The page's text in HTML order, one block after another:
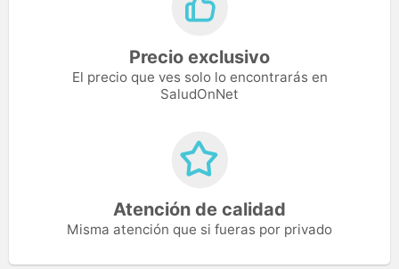
Precio exclusivo
El precio que ves solo lo encontrarás en
SaludOnNet
Atención de calidad
Misma atención que si fueras por privado